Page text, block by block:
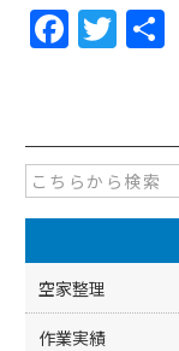
F
e
b
o
o
k
T
er
空家整理
作業実績